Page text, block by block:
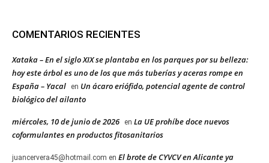
COMENTARIOS RECIENTES
Xataka – En el siglo XIX se plantaba en los parques por su belleza:
hoy este árbol es uno de los que más tuberías y aceras rompe en
España – Yacal
en Un ácaro eriófido, potencial agente de control
biológico del ailanto
miércoles, 10 de junio de 2026 en La UE prohíbe doce nuevos
coformulantes en productos fitosanitarios
juancervera45@hotmail.com en El brote de CYVCV en Alicante ya